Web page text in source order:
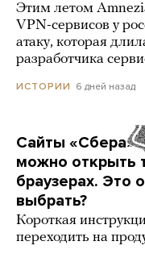
Этим летом
VPN-сервисов у
атаку, которая
разработчика
ИСТОРИИ 6 дней назад
Сайты «Сбера»
можно открыть
браузерах. Это
выбрать?
Короткая
переходить на